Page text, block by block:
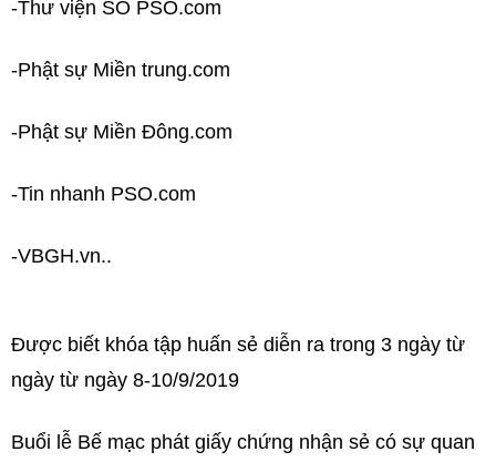
-Thư viện SO PSO.com
-Phật sự Miền trung.com
-Phật sự Miền Đông.com
-Tin nhanh PSO.com
-VBGH.vn..
Được biết khóa tập huấn sẻ diễn ra trong 3 ngày từ
ngày từ ngày 8-10/9/2019
Buổi lễ Bế mạc phát giấy chứng nhận sẻ có sự quan